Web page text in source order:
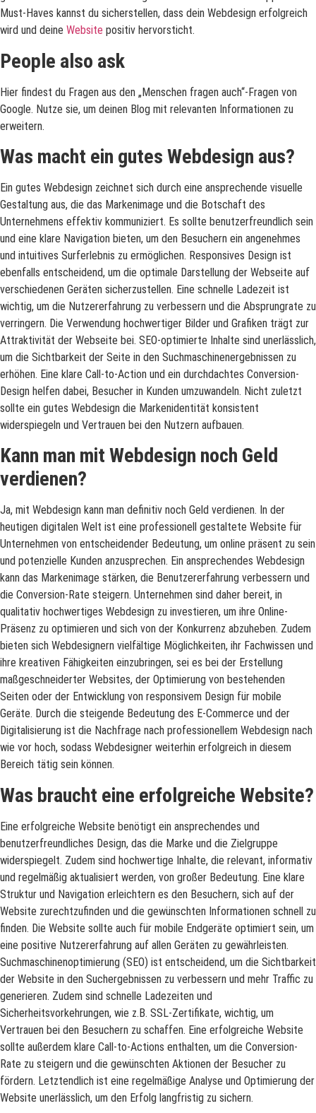
Must-Haves kannst du sicherstellen, dass dein Webdesign erfolgreich
wird und deine Website positiv hervorsticht.
People also ask
Hier findest du Fragen aus den „Menschen fragen auch“-Fragen von
Google. Nutze sie, um deinen Blog mit relevanten Informationen zu
erweitern.
Was macht ein gutes Webdesign aus?
Ein gutes Webdesign zeichnet sich durch eine ansprechende visuelle
Gestaltung aus, die das Markenimage und die Botschaft des
Unternehmens effektiv kommuniziert. Es sollte benutzerfreundlich sein
und eine klare Navigation bieten, um den Besuchern ein angenehmes
und intuitives Surferlebnis zu ermöglichen. Responsives Design ist
ebenfalls entscheidend, um die optimale Darstellung der Webseite auf
verschiedenen Geräten sicherzustellen. Eine schnelle Ladezeit ist
wichtig, um die Nutzererfahrung zu verbessern und die Absprungrate zu
verringern. Die Verwendung hochwertiger Bilder und Grafiken trägt zur
Attraktivität der Webseite bei. SEO-optimierte Inhalte sind unerlässlich,
um die Sichtbarkeit der Seite in den Suchmaschinenergebnissen zu
erhöhen. Eine klare Call-to-Action und ein durchdachtes Conversion-
Design helfen dabei, Besucher in Kunden umzuwandeln. Nicht zuletzt
sollte ein gutes Webdesign die Markenidentität konsistent
widerspiegeln und Vertrauen bei den Nutzern aufbauen.
Kann man mit Webdesign noch Geld
verdienen?
Ja, mit Webdesign kann man definitiv noch Geld verdienen. In der
heutigen digitalen Welt ist eine professionell gestaltete Website für
Unternehmen von entscheidender Bedeutung, um online präsent zu sein
und potenzielle Kunden anzusprechen. Ein ansprechendes Webdesign
kann das Markenimage stärken, die Benutzererfahrung verbessern und
die Conversion-Rate steigern. Unternehmen sind daher bereit, in
qualitativ hochwertiges Webdesign zu investieren, um ihre Online-
Präsenz zu optimieren und sich von der Konkurrenz abzuheben. Zudem
bieten sich Webdesignern vielfältige Möglichkeiten, ihr Fachwissen und
ihre kreativen Fähigkeiten einzubringen, sei es bei der Erstellung
maßgeschneiderter Websites, der Optimierung von bestehenden
Seiten oder der Entwicklung von responsivem Design für mobile
Geräte. Durch die steigende Bedeutung des E-Commerce und der
Digitalisierung ist die Nachfrage nach professionellem Webdesign nach
wie vor hoch, sodass Webdesigner weiterhin erfolgreich in diesem
Bereich tätig sein können.
Was braucht eine erfolgreiche Website?
Eine erfolgreiche Website benötigt ein ansprechendes und
benutzerfreundliches Design, das die Marke und die Zielgruppe
widerspiegelt. Zudem sind hochwertige Inhalte, die relevant, informativ
und regelmäßig aktualisiert werden, von großer Bedeutung. Eine klare
Struktur und Navigation erleichtern es den Besuchern, sich auf der
Website zurechtzufinden und die gewünschten Informationen schnell zu
finden. Die Website sollte auch für mobile Endgeräte optimiert sein, um
eine positive Nutzererfahrung auf allen Geräten zu gewährleisten.
Suchmaschinenoptimierung (SEO) ist entscheidend, um die Sichtbarkeit
der Website in den Suchergebnissen zu verbessern und mehr Traffic zu
generieren. Zudem sind schnelle Ladezeiten und
Sicherheitsvorkehrungen, wie z.B. SSL-Zertifikate, wichtig, um
Vertrauen bei den Besuchern zu schaffen. Eine erfolgreiche Website
sollte außerdem klare Call-to-Actions enthalten, um die Conversion-
Rate zu steigern und die gewünschten Aktionen der Besucher zu
fördern. Letztendlich ist eine regelmäßige Analyse und Optimierung der
Website unerlässlich, um den Erfolg langfristig zu sichern.